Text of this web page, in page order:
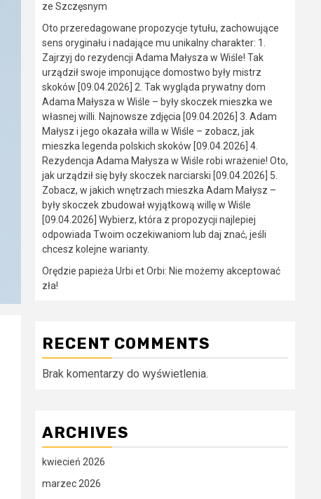
ze Szczęsnym
Oto przeredagowane propozycje tytułu, zachowujące
sens oryginału i nadające mu unikalny charakter: 1.
Zajrzyj do rezydencji Adama Małysza w Wiśle! Tak
urządził swoje imponujące domostwo były mistrz
skoków [09.04.2026] 2. Tak wygląda prywatny dom
Adama Małysza w Wiśle – były skoczek mieszka we
własnej willi. Najnowsze zdjęcia [09.04.2026] 3. Adam
Małysz i jego okazała willa w Wiśle – zobacz, jak
mieszka legenda polskich skoków [09.04.2026] 4.
Rezydencja Adama Małysza w Wiśle robi wrażenie! Oto,
jak urządził się były skoczek narciarski [09.04.2026] 5.
Zobacz, w jakich wnętrzach mieszka Adam Małysz –
były skoczek zbudował wyjątkową willę w Wiśle
[09.04.2026] Wybierz, która z propozycji najlepiej
odpowiada Twoim oczekiwaniom lub daj znać, jeśli
chcesz kolejne warianty.
Orędzie papieża Urbi et Orbi: Nie możemy akceptować
zła!
RECENT COMMENTS
Brak komentarzy do wyświetlenia.
ARCHIVES
kwiecień 2026
marzec 2026